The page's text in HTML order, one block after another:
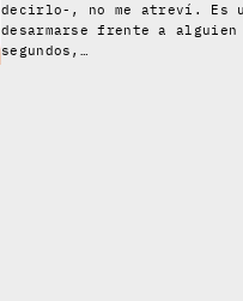
decirlo-, no me atreví. Es
desarmarse frente a
segundos,…